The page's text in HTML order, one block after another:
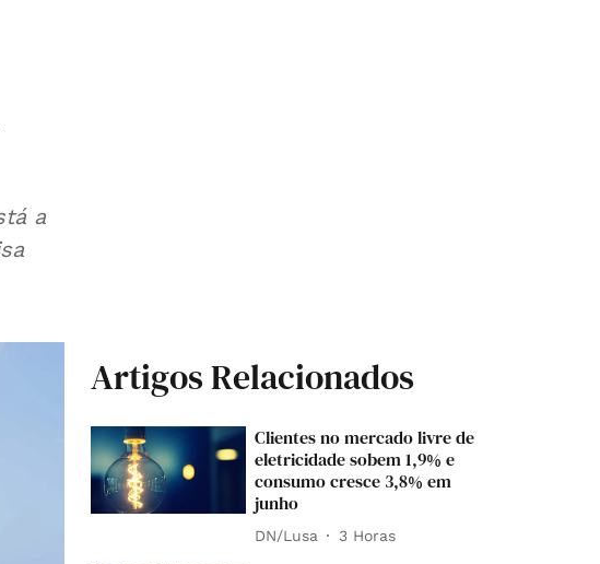
Artigos Relacionados
Clientes no mercado livre de
eletricidade sobem 1,9% e
consumo cresce 3,8% em
junho
DN/Lusa 3 Horas